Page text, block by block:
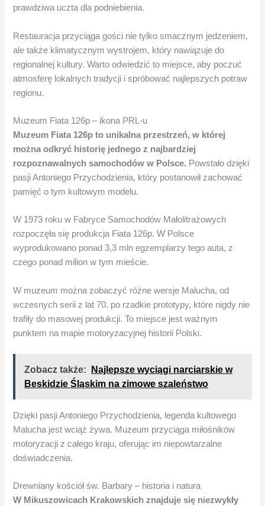
prawdziwa uczta dla podniebienia.
Restauracja przyciąga gości nie tylko smacznym jedzeniem,
ale także klimatycznym wystrojem, który nawiązuje do
regionalnej kultury. Warto odwiedzić to miejsce, aby poczuć
atmosferę lokalnych tradycji i spróbować najlepszych potraw
regionu.
Muzeum Fiata 126p – ikona PRL-u
Muzeum Fiata 126p to unikalna przestrzeń, w której
można odkryć historię jednego z najbardziej
rozpoznawalnych samochodów w Polsce. Powstało dzięki
pasji Antoniego Przychodzienia, który postanowił zachować
pamięć o tym kultowym modelu.
W 1973 roku w Fabryce Samochodów Małolitrażowych
rozpoczęła się produkcja Fiata 126p. W Polsce
wyprodukowano ponad 3,3 mln egzemplarzy tego auta, z
czego ponad milion w tym mieście.
W muzeum można zobaczyć różne wersje Malucha, od
wczesnych serii z lat 70. po rzadkie prototypy, które nigdy nie
trafiły do masowej produkcji. To miejsce jest ważnym
punktem na mapie motoryzacyjnej historii Polski.
Zobacz także:
Najlepsze wyciągi narciarskie w
Beskidzie Śląskim na zimowe szaleństwo
Dzięki pasji Antoniego Przychodzienia, legenda kultowego
Malucha jest wciąż żywa. Muzeum przyciąga miłośników
motoryzacji z całego kraju, oferując im niepowtarzalne
doświadczenia.
Drewniany kościół św. Barbary – historia i natura
W Mikuszowicach Krakowskich znajduje się niezwykły